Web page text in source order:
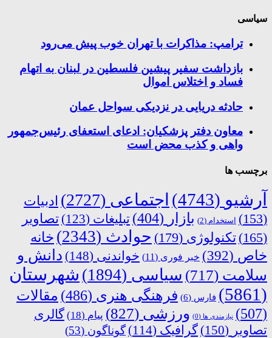
سیاسی
ترامپ: مذاکرات با تهران خوب پیش می‌رود
بازداشت سفیر پیشین فلسطین در لبنان به اتهام
فساد و اختلاس اموال
حادثه دریایی در نزدیکی سواحل عمان
معاون دفتر پزشکیان: ادعای استعفای رئیس‌جمهور
واهی و کذب محض است
برچسب ها
آرشیو (4743) اجتماعی (2727)
ادبیات
(153)
استخدام (2) بازار (404) تبلیغات (123)
تصاویر
(165)
تکنولوژی (179) حوادث (2343)
خانه
خاص (392) خبر فوری (11) خواندنی (148)
دانش و
سلامت (717) سیاسی (1894)
شهرستان
(5861)
فارس (6) فرهنگی هنری (486)
مقالات
(507)
نیازمندی ها (0) ورزشی (827) پیام (18)
گالری
تصاویر (150) گرافیک (114) گوناگون (53)